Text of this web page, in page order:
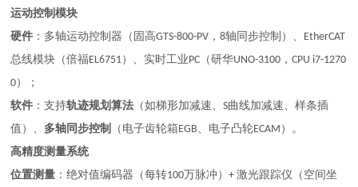
运动控制模块
硬件 ：多轴运动控制器（固高GTS-800-PV ，8轴同步控制）、
EtherCAT
总线模块（倍福 EL6751）、实时工业 PC （研华UNO-3100 ，CPU i7-1270
0）；
软件 ：支持轨迹规划算法 （如梯形加减速、S曲线加减速、样条插
值）、 多轴同步控制 （电子齿轮箱 EGB 、电子凸轮ECAM ）。
高精度测量系统
位置测量 ：绝对值编码器（每转100万脉冲）+激光跟踪仪（空间坐